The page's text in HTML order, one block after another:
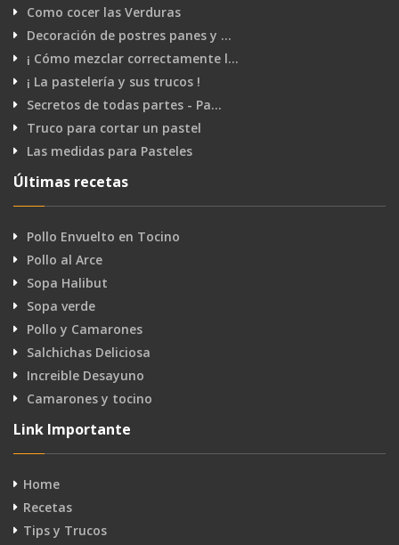
Como cocer las Verduras
Decoración de postres panes y …
¡ Cómo mezclar correctamente l…
¡ La pastelería y sus trucos !
Secretos de todas partes - Pa…
Truco para cortar un pastel
Las medidas para Pasteles
Últimas recetas
Pollo Envuelto en Tocino
Pollo al Arce
Sopa Halibut
Sopa verde
Pollo y Camarones
Salchichas Deliciosa
Increible Desayuno
Camarones y tocino
Link Importante
Home
Recetas
Tips y Trucos